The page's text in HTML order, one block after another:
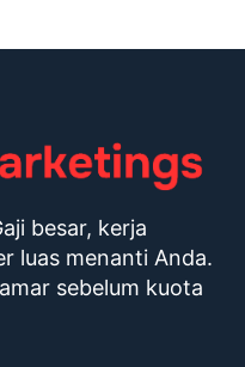
besar, kerja
luas menanti Anda.
sebelum kuota